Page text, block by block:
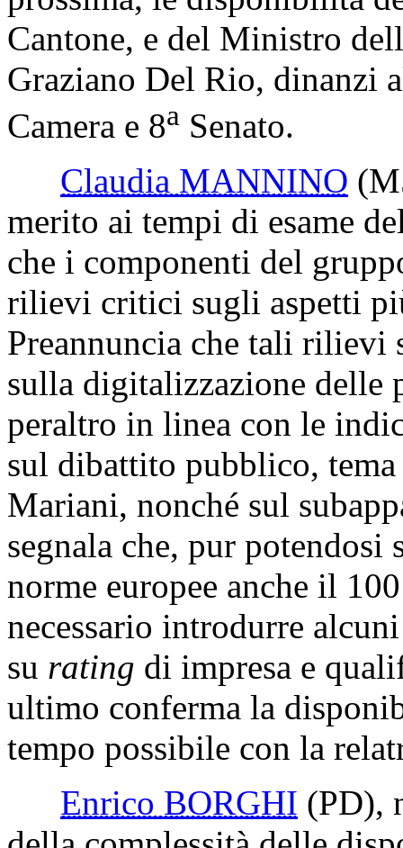
Ricorda altresì che sono
prossima, le disponibilità
Cantone, e del Ministro
Graziano Del Rio,
Camera e 8aSenato.
Claudia MANNINO
merito ai tempi di esame
che i componenti del
rilievi critici sugli aspetti
Preannuncia che tali rilievi
sulla digitalizzazione delle
peraltro in linea con le
sul dibattito pubblico,
Mariani, nonché sul
segnala che, pur potendosi
norme europee anche il
necessario introdurre
suratingdi impresa e
ultimo conferma la
tempo possibile con la